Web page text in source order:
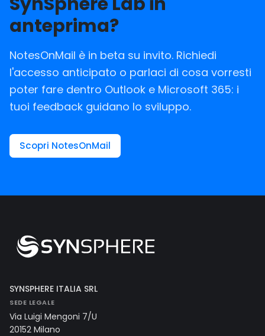
anteprima?
NotesOnMail è in beta su invito. Richiedi
l'accesso anticipato o parlaci di cosa vorresti
poter fare dentro Outlook e Microsoft 365: i
tuoi feedback guidano lo sviluppo.
Scopri NotesOnMail
SYNSPHERE ITALIA SRL
SEDE LEGALE
Via Luigi Mengoni 7/U
20152 Milano